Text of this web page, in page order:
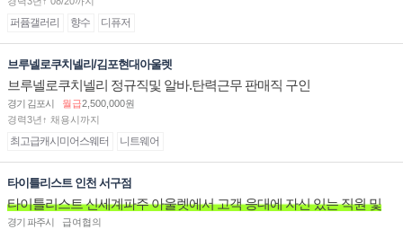
퍼퓸갤러리 향수 디퓨저
브루넬로쿠치넬리/김포현대아울렛
브루넬로쿠치넬리 정규직및 알바.탄력근무 판매직 구인
경기 김포시 월급2,500,000원
경력3년↑ 채용시까지
최고급캐시미어스웨터 니트웨어
타이틀리스트 인천 서구점
타이틀리스트 신세계파주 아울렛에서 고객 응대에 자신 있는 직원 및
주말 알바 고정 직원분을 구인합니다.
경기 파주시
급여협의